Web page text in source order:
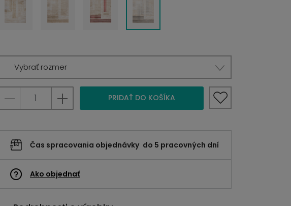
Vybrať rozmer
PRIDAŤ DO KOŠÍKA
Čas spracovania objednávky do 5 pracovných dní
Ako objednať